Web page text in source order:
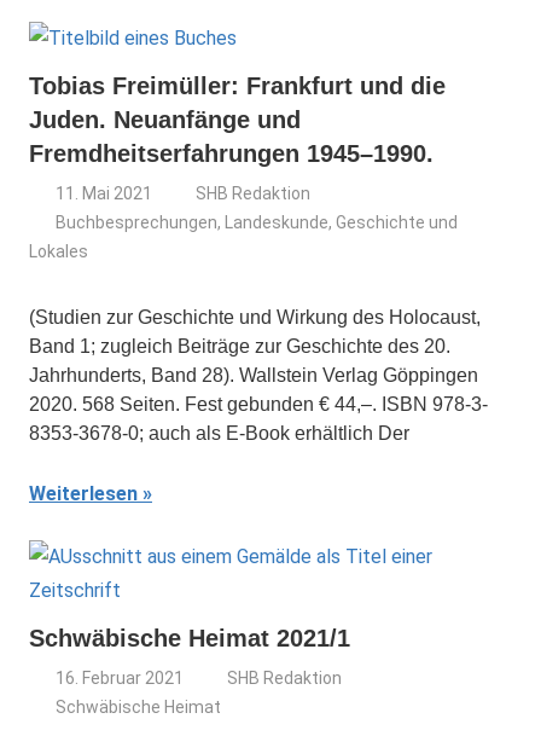
Tobias Freimüller: Frankfurt und die
Juden. Neuanfänge und
Fremdheitserfahrungen 1945–1990.
11. Mai 2021
SHB Redaktion
Buchbesprechungen,
Landeskunde, Geschichte und
Lokales
(Studien zur Geschichte und Wirkung des Holocaust,
Band 1; zugleich Beiträge zur Geschichte des 20.
Jahrhunderts, Band 28). Wallstein Verlag Göppingen
2020. 568 Seiten. Fest gebunden € 44,–. ISBN 978-3-
8353-3678-0; auch als E-Book erhältlich Der
Weiterlesen
Schwäbische Heimat 2021/1
16. Februar 2021
SHB Redaktion
Schwäbische Heimat